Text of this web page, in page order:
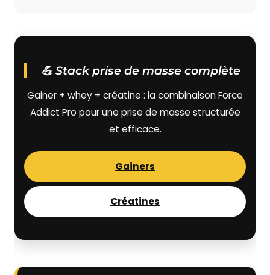
💪 Stack prise de masse complète
Gainer + whey + créatine : la combinaison Force
Addict Pro pour une prise de masse structurée
et efficace.
Gainers
Créatines